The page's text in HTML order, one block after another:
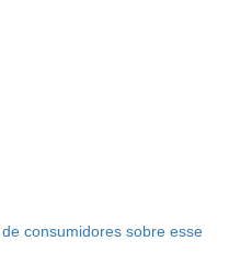
consumidores sobre esse